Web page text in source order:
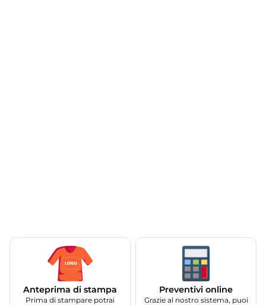
Anteprima di stampa
Prima di stampare potrai
Preventivi online
Grazie al nostro sistema, puoi